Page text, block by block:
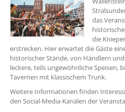
das
die
erstrecken. Hier erwartet die Gäste
historischer Stände, von Händlern
leckere, teils ungewöhnliche Speisen,
Tavernen mit klassischem Trunk.
Weitere Informationen finden
den Social-Media-Kanälen der